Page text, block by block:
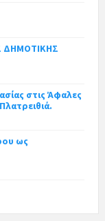
ΔΗΜΟΤΙΚΗΣ
στις Άφαλες
ως